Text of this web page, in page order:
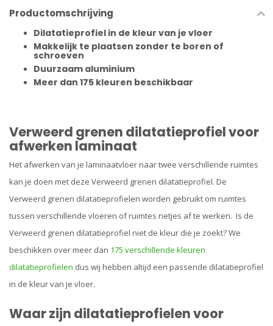
Productomschrijving
Dilatatieprofiel in de kleur van je vloer
Makkelijk te plaatsen zonder te boren of
schroeven
Duurzaam aluminium
Meer dan 175 kleuren beschikbaar
Verweerd grenen dilatatieprofiel voor
afwerken laminaat
Het afwerken van je laminaatvloer naar twee verschillende ruimtes
kan je doen met deze Verweerd grenen dilatatieprofiel. De
Verweerd grenen dilatatieprofielen worden gebruikt om ruimtes
tussen verschillende vloeren of ruimtes netjes af te werken. Is de
Verweerd grenen dilatatieprofiel niet de kleur die je zoekt? We
beschikken over meer dan 175 verschillende kleuren
dilatatieprofielen dus wij hebben altijd een passende dilatatieprofiel
in de kleur van je vloer.
Waar zijn dilatatieprofielen voor